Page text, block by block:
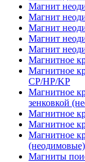
Магнит
Магнит
Магнит
Магнит
Магнит
Магнитное
Магнитное
CP/HP/KP
Магнитное
зенковкой
Магнитное
Магнитное
Магнитное
Магниты